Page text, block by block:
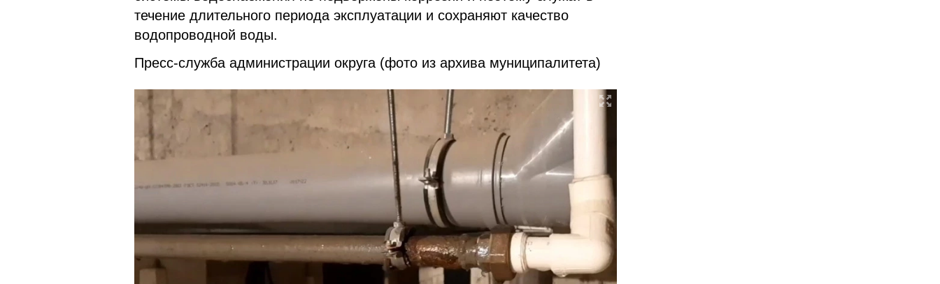
течение длительного периода эксплуатации и сохраняют качество
водопроводной воды.
Пресс-служба администрации округа (фото из архива муниципалитета)